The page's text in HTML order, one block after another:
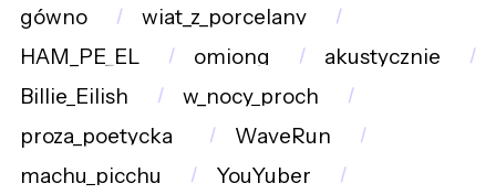
gówno
wiat_z_porcelany
HAM_PE_EL
omiong
akustycznie
Billie_Eilish
w_nocy_proch
proza_poetycka_
WaveRun
machu_picchu
YouYuber